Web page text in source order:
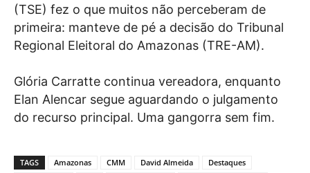
(TSE) fez o que muitos não perceberam de
primeira: manteve de pé a decisão do Tribunal
Regional Eleitoral do Amazonas (TRE-AM).
Glória Carratte continua vereadora, enquanto
Elan Alencar segue aguardando o julgamento
do recurso principal. Uma gangorra sem fim.
TAGS Amazonas CMM David Almeida
Destaques